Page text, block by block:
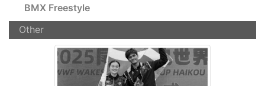
BMX Freestyle
Other